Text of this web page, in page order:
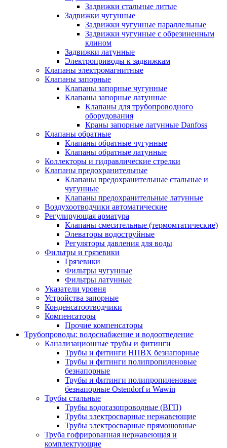
Задвижки стальные литые
Задвижки чугунные
Задвижки чугунные параллельные
Задвижки чугунные с обрезиненным
клином
Задвижки латунные
Электроприводы к задвижкам
Клапаны электромагнитные
Клапаны запорные
Клапаны запорные чугунные
Клапаны запорные латунные
Клапаны для трубопроводного
оборудования
Краны запорные латунные Danfoss
Клапаны обратные
Клапаны обратные чугунные
Клапаны обратные латунные
Коллекторы и гидравлические стрелки
Клапаны предохранительные
Клапаны предохранительные стальные и
чугунные
Клапаны предохранительные латунные
Воздухоотводчики автоматические
Регулирующая арматура
Клапаны смесительные (термомтатические)
Элеваторы водоструйные
Регуляторы давления для воды
Фильтры и грязевики
Грязевики
Фильтры чугунные
Фильтры латунные
Указатели уровня
Устройства запорные
Конденсатоотводчики
Компенсаторы
Прочие компенсаторы
Трубопроводы: водоснабжение и водоотведение
Канализационные трубы и фитинги
Трубы и фитинги НПВХ безнапорные
Трубы и фитинги полипропиленовые
безнапорные
Трубы и фитинги полипропиленовые
безнапорные Ostendorf и Wawin
Трубы стальные
Трубы водогазопроводные (ВГП)
Трубы электросварные нержавеющие
Трубы электросварные прямошовные
Труба гофрированная нержавеющая и
комплектующие